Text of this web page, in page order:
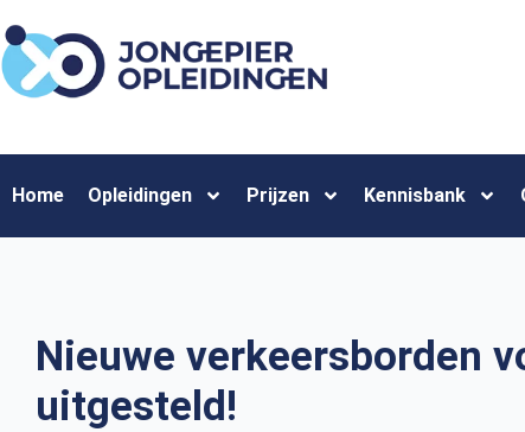
Home Opleidingen Prijzen Kennisbank
Nieuwe verkeersborden
uitgesteld!